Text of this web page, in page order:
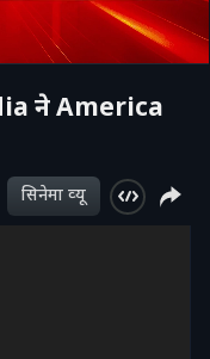
ने America
सिनेमा व्‍यू